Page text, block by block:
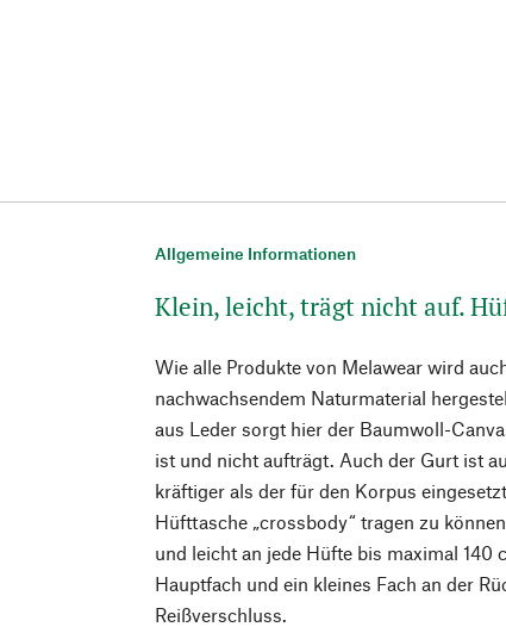
Allgemeine Informationen
Klein, leicht, trägt nicht auf.
Wie alle Produkte von Melawear wird
nachwachsendem Naturmaterial
aus Leder sorgt hier der Baumwoll-
ist und nicht aufträgt. Auch der Gurt ist
kräftiger als der für den Korpus
Hüfttasche „crossbody“ tragen zu
und leicht an jede Hüfte bis maximal 140
Hauptfach und ein kleines Fach an der
Reißverschluss.